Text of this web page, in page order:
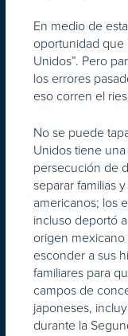
En medio de
oportunidad que
Unidos”. Pero
los errores
eso corren el
No se puede
Unidos tiene
persecución de
separar familias
americanos; los
incluso deportó
origen
esconder a sus
familiares para
campos de
japoneses,
durante la